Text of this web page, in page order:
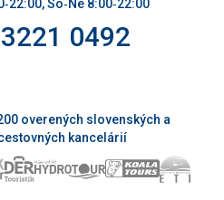
So‑Ne 8:00‑22:00
0492
overených slovenských a
kancelárií